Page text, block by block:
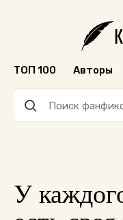
ТОП 100 Авторы
У